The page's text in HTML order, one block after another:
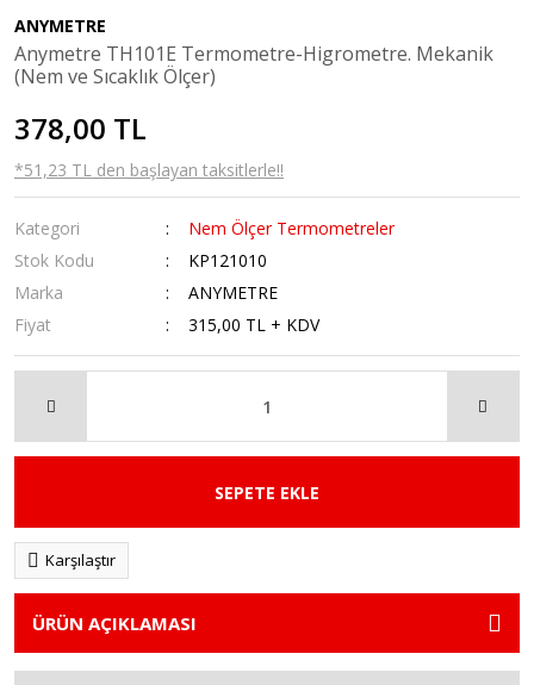
ANYMETRE
Anymetre TH101E Termometre-Higrometre. Mekanik
(Nem ve Sıcaklık Ölçer)
378,00 TL
*51,23 TL den başlayan taksitlerle!!
Kategori
Nem Ölçer Termometreler
Stok Kodu
KP121010
Marka
ANYMETRE
Fiyat
315,00 TL + KDV
SEPETE EKLE
Karşılaştır
ÜRÜN AÇIKLAMASI